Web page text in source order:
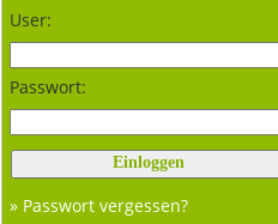
User:
Passwort:
» Passwort vergessen?